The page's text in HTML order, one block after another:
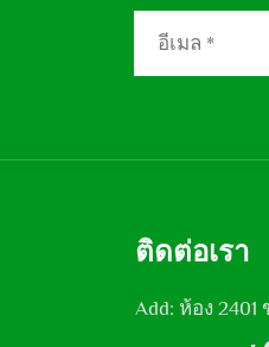
ติดต่อเรา
Add: ห้อง 2401